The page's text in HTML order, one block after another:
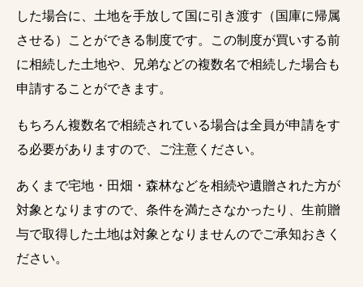
した場合に、土地を手放して国に引き渡す（国庫に帰属
させる）ことができる制度です。この制度が買いする前
に相続した土地や、兄弟などの複数名で相続した場合も
申請することができます。
もちろん複数名で相続されている場合は全員が申請をす
る必要がありますので、ご注意ください。
あくまで宅地・田畑・森林などを相続や遺贈された方が
対象となりますので、条件を満たさなかったり、生前贈
与で取得した土地は対象となりませんのでご承知おきく
ださい。